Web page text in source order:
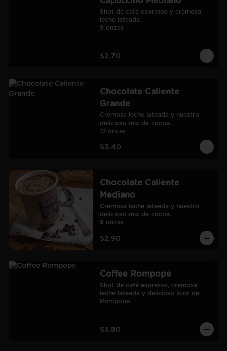
Shot de café espresso y cremosa
leche lateada.
9 onzas
$2.70
Chocolate Caliente
Grande
Cremosa leche lateada y nuestro
delicioso mix de cocoa.
12 onzas
$3.40
Chocolate Caliente
Mediano
Cremosa leche lateada y nuestro
delicioso mix de cocoa.
9 onzas
$2.90
Coffee Rompope
Shot de café espresso, cremosa
leche lateada y delicioso licor de
Rompope.
$3.80